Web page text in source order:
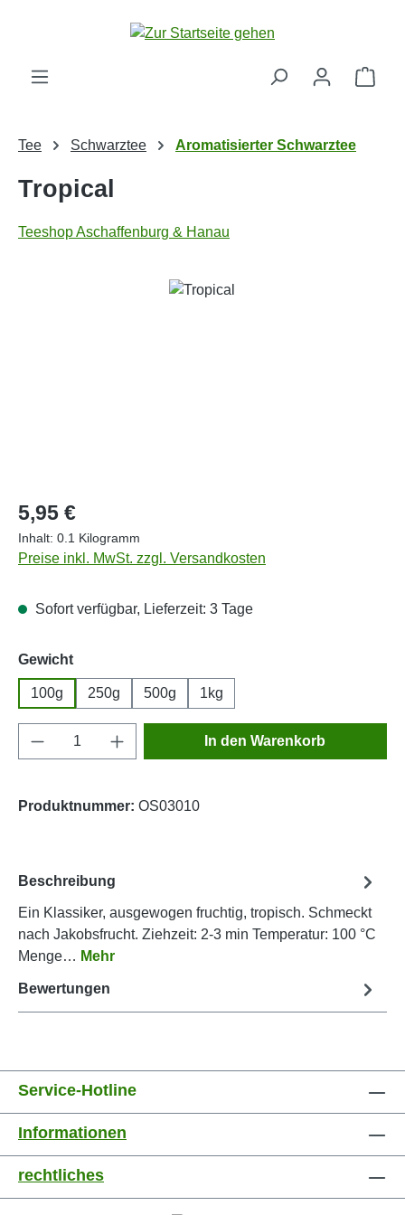
Zum Hauptinhalt springen
Tee Schwarztee Aromatisierter Schwarztee
Tropical
Teeshop Aschaffenburg & Hanau
Bildergalerie überspringen
Regulärer Preis:
5,95 €
Inhalt: 0.1 Kilogramm
Preise inkl. MwSt. zzgl. Versandkosten
Sofort verfügbar, Lieferzeit: 3 Tage
Gewichtauswählen
100g 250g 500g 1kg
Produkt Anzahl: Gib den gewünschten
In den Warenkorb
Produktnummer: OS03010
Beschreibung
Ein Klassiker, ausgewogen fruchtig, tropisch. Schmeckt
nach Jakobsfrucht. Ziehzeit: 2-3 min Temperatur: 100 °C
Menge… Mehr
Bewertungen
Service-Hotline
Informationen
rechtliches